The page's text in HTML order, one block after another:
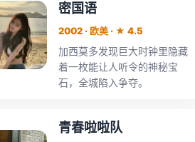
密国语
2002 · 欧美 · ★ 4.5
加西莫多发现巨大时钟里隐藏
着一枚能让人听令的神秘宝
石，全城陷入争夺。
青春啦啦队